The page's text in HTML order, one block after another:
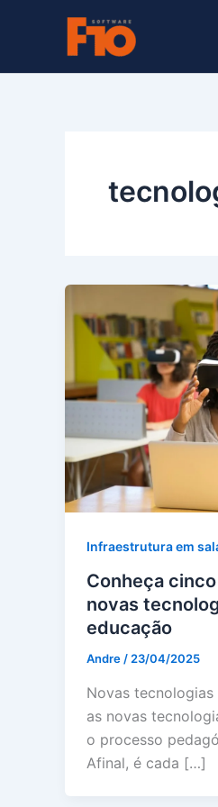
Infraestrutura em
Conheça
novas
educação
Andre / 23/04/2025
Novas tecnologias
as novas
o processo
Afinal, é cada […]